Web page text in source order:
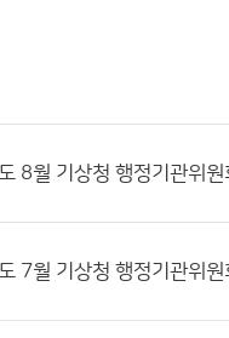
8월 기상청 행정기관위원
7월 기상청 행정기관위원